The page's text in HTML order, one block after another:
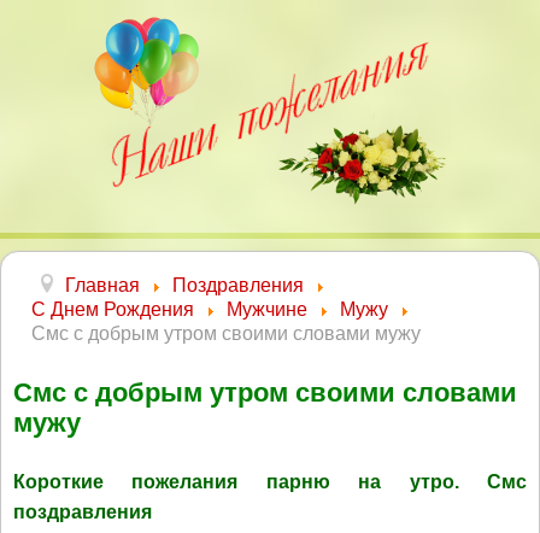
Главная
Поздравления
С Днем Рождения
Мужчине
Мужу
Смс с добрым утром своими словами мужу
Смс с добрым утром своими словами
мужу
Короткие пожелания парню на утро. Смс
поздравления